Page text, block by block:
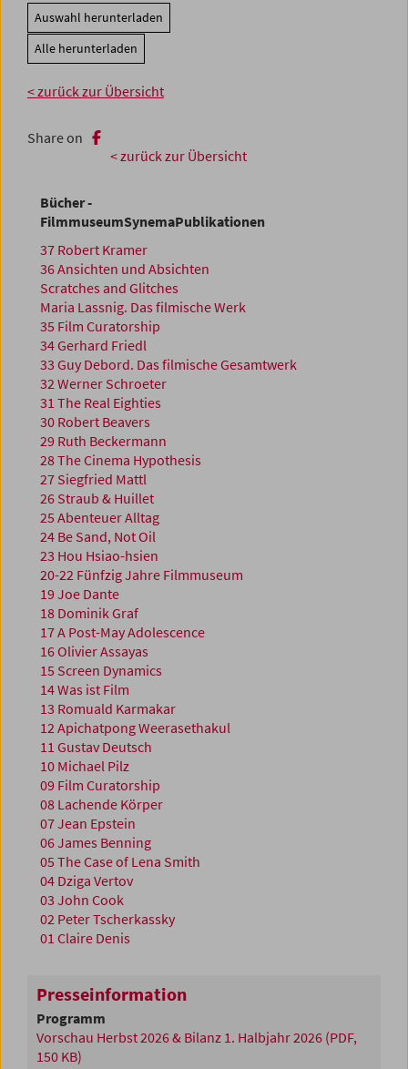
Auswahl herunterladen
Alle herunterladen
< zurück zur Übersicht
Share on
< zurück zur Übersicht
Bücher -
FilmmuseumSynemaPublikationen
37 Robert Kramer
36 Ansichten und Absichten
Scratches and Glitches
Maria Lassnig. Das filmische Werk
35 Film Curatorship
34 Gerhard Friedl
33 Guy Debord. Das filmische Gesamtwerk
32 Werner Schroeter
31 The Real Eighties
30 Robert Beavers
29 Ruth Beckermann
28 The Cinema Hypothesis
27 Siegfried Mattl
26 Straub & Huillet
25 Abenteuer Alltag
24 Be Sand, Not Oil
23 Hou Hsiao-hsien
20-22 Fünfzig Jahre Filmmuseum
19 Joe Dante
18 Dominik Graf
17 A Post-May Adolescence
16 Olivier Assayas
15 Screen Dynamics
14 Was ist Film
13 Romuald Karmakar
12 Apichatpong Weerasethakul
11 Gustav Deutsch
10 Michael Pilz
09 Film Curatorship
08 Lachende Körper
07 Jean Epstein
06 James Benning
05 The Case of Lena Smith
04 Dziga Vertov
03 John Cook
02 Peter Tscherkassky
01 Claire Denis
Presseinformation
Programm
Vorschau Herbst 2026 & Bilanz 1. Halbjahr 2026 (PDF,
150 KB)